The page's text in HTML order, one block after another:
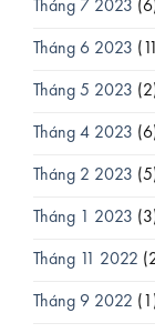
Tháng 7 2023
Tháng 6 2023
Tháng 5 2023
Tháng 4 2023
Tháng 2 2023
Tháng 1 2023
Tháng 11 2022
Tháng 9 2022